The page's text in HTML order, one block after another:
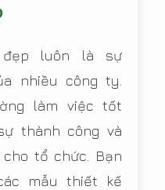
đẹp luôn là sự
nhiều công ty.
làm việc tốt
thành công và
tổ chức. Bạn
mẫu thiết kế